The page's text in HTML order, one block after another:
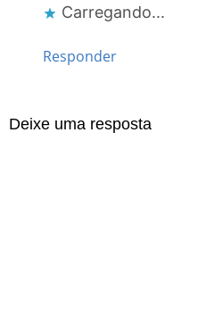
Carregando...
Responder
Deixe uma resposta